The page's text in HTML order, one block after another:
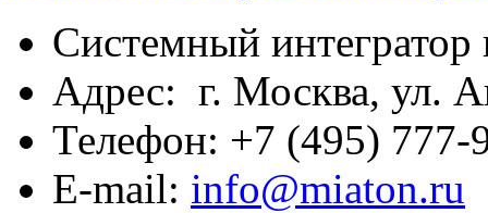
Системный
Адрес: г. Москва, ул.
Телефон: +7 (495)
E-mail: info@miaton.ru